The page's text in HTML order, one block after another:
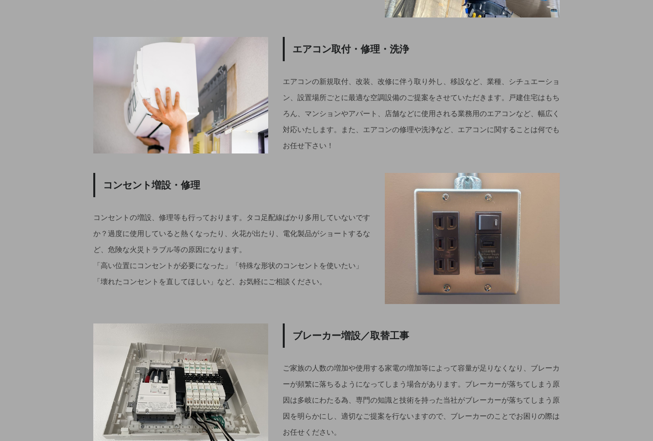
エアコン取付・修理・洗浄
エアコンの新規取付、改装、改修に伴う取り外し、移設など、業種、シチュエーショ
ン、設置場所ごとに最適な空調設備のご提案をさせていただきます。戸建住宅はもち
ろん、マンションやアパート、店舗などに使用される業務用のエアコンなど、幅広く
対応いたします。また、エアコンの修理や洗浄など、エアコンに関することは何でも
お任せ下さい！
コンセント増設・修理
コンセントの増設、修理等も行っております。タコ足配線ばかり多用していないです
か？過度に使用していると熱くなったり、火花が出たり、電化製品がショートするな
ど、危険な火災トラブル等の原因になります。
「高い位置にコンセントが必要になった」「特殊な形状のコンセントを使いたい」
「壊れたコンセントを直してほしい」など、お気軽にご相談ください。
ブレーカー増設／取替工事
ご家族の人数の増加や使用する家電の増加等によって容量が足りなくなり、ブレーカ
ーが頻繁に落ちるようになってしまう場合があります。ブレーカーが落ちてしまう原
因は多岐にわたる為、専門の知識と技術を持った当社がブレーカーが落ちてしまう原
因を明らかにし、適切なご提案を行ないますので、ブレーカーのことでお困りの際は
お任せください。